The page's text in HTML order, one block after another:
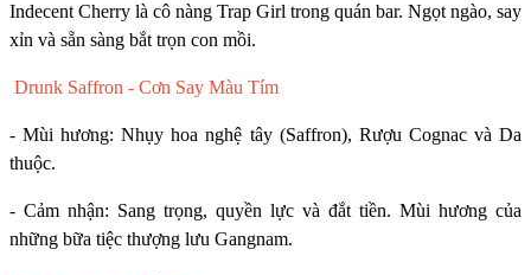
Indecent Cherry là cô nàng Trap Girl trong quán bar. Ngọt ngào, say
xỉn và sẵn sàng bắt trọn con mồi.
Drunk Saffron - Cơn Say Màu Tím
- Mùi hương: Nhụy hoa nghệ tây (Saffron), Rượu Cognac và Da
thuộc.
- Cảm nhận: Sang trọng, quyền lực và đắt tiền. Mùi hương của
những bữa tiệc thượng lưu Gangnam.